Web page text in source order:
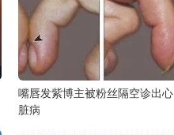
嘴唇发紫博主被粉丝隔空诊出心
脏病